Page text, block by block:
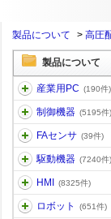
製品について > 高圧
製品について
産業用PC (190件)
制御機器 (5195件)
FAセンサ (39件)
駆動機器 (7240件)
HMI (8325件)
ロボット (651件)